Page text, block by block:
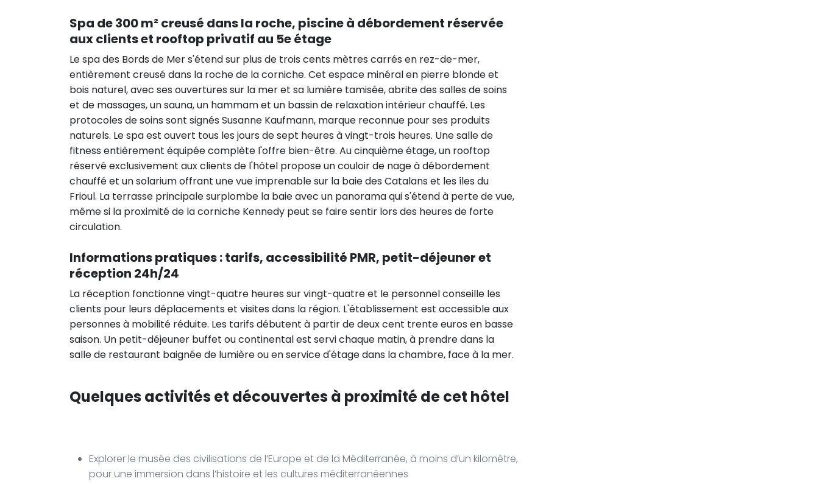
Spa de 300 m² creusé dans la roche, piscine à débordement réservée
aux clients et rooftop privatif au 5e étage
Le spa des Bords de Mer s'étend sur plus de trois cents mètres carrés en rez-de-mer,
entièrement creusé dans la roche de la corniche. Cet espace minéral en pierre blonde et
bois naturel, avec ses ouvertures sur la mer et sa lumière tamisée, abrite des salles de soins
et de massages, un sauna, un hammam et un bassin de relaxation intérieur chauffé. Les
protocoles de soins sont signés Susanne Kaufmann, marque reconnue pour ses produits
naturels. Le spa est ouvert tous les jours de sept heures à vingt-trois heures. Une salle de
fitness entièrement équipée complète l'offre bien-être. Au cinquième étage, un rooftop
réservé exclusivement aux clients de l'hôtel propose un couloir de nage à débordement
chauffé et un solarium offrant une vue imprenable sur la baie des Catalans et les îles du
Frioul. La terrasse principale surplombe la baie avec un panorama qui s'étend à perte de vue,
même si la proximité de la corniche Kennedy peut se faire sentir lors des heures de forte
circulation.
Informations pratiques : tarifs, accessibilité PMR, petit-déjeuner et
réception 24h/24
La réception fonctionne vingt-quatre heures sur vingt-quatre et le personnel conseille les
clients pour leurs déplacements et visites dans la région. L'établissement est accessible aux
personnes à mobilité réduite. Les tarifs débutent à partir de deux cent trente euros en basse
saison. Un petit-déjeuner buffet ou continental est servi chaque matin, à prendre dans la
salle de restaurant baignée de lumière ou en service d'étage dans la chambre, face à la mer.
Quelques activités et découvertes à proximité de cet hôtel
Explorer le musée des civilisations de l’Europe et de la Méditerranée, à moins d’un kilomètre,
pour une immersion dans l’histoire et les cultures méditerranéennes